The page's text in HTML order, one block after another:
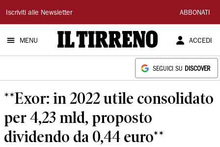
Il
Tirreno
Iscriviti alle Newsletter ABBONATI
MENU ACCEDI
SEGUICI SU DISCOVER
**Exor: in 2022 utile consolidato
per 4,23 mld, proposto
dividendo da 0,44 euro**